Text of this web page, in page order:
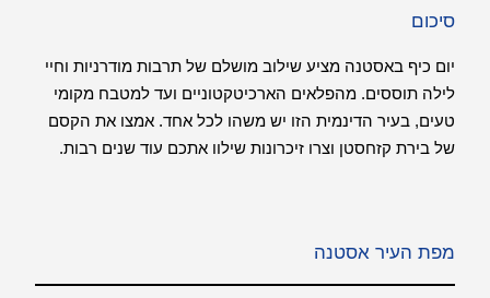
סיכום
יום כיף באסטנה מציע שילוב מושלם של תרבות מודרניות וחיי
לילה תוססים. מהפלאים הארכיטקטוניים ועד למטבח מקומי
טעים, בעיר הדינמית הזו יש משהו לכל אחד. אמצו את הקסם
של בירת קזחסטן וצרו זיכרונות שילוו אתכם עוד שנים רבות.
מפת העיר אסטנה